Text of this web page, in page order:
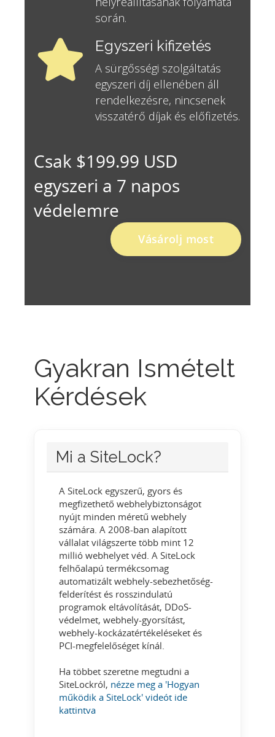
során.
Egyszeri kifizetés
A sürgősségi szolgáltatás
egyszeri díj ellenében áll
rendelkezésre, nincsenek
visszatérő díjak és előfizetés.
Csak $199.99 USD
egyszeri a 7 napos
védelemre
Vásárolj most
Gyakran Ismételt
Kérdések
Mi a SiteLock?
A SiteLock egyszerű, gyors és
megfizethető webhelybiztonságot
nyújt minden méretű webhely
számára. A 2008-ban alapított
vállalat világszerte több mint 12
millió webhelyet véd. A SiteLock
felhőalapú termékcsomag
automatizált webhely-sebezhetőség-
felderítést és rosszindulatú
programok eltávolítását, DDoS-
védelmet, webhely-gyorsítást,
webhely-kockázatértékeléseket és
PCI-megfelelőséget kínál.
Ha többet szeretne megtudni a
SiteLockról, nézze meg a 'Hogyan
működik a SiteLock' videót ide
kattintva